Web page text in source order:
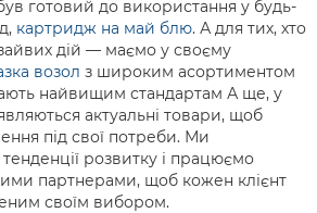
готовий до використання у будь-
картридж на май блю. А для тих, хто
дій — маємо у своєму
возол з широким асортиментом
найвищим стандартам А ще, у
актуальні товари, щоб
під свої потреби. Ми
розвитку і працюємо
партнерами, щоб кожен клієнт
своїм вибором.